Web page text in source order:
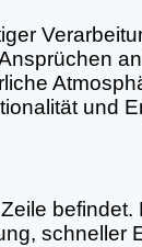
und
schneller